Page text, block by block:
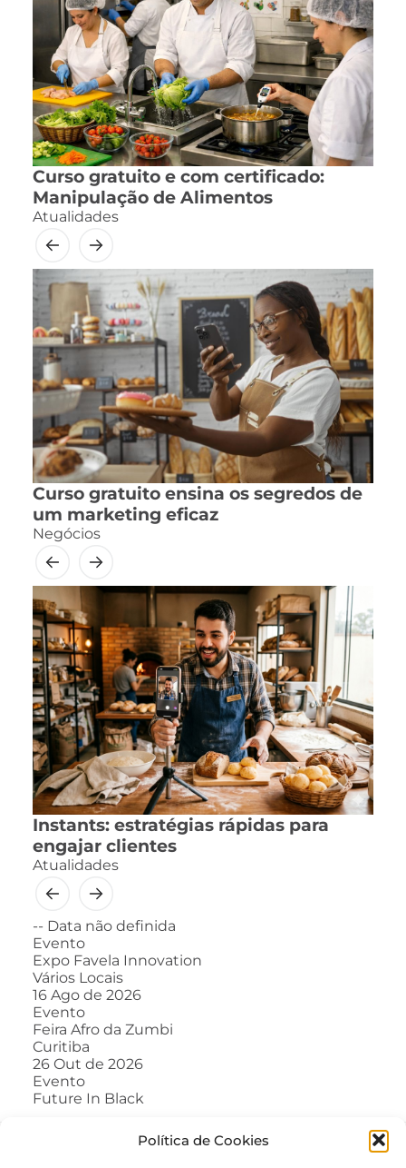
Política de Cookies
Curso gratuito e com certificado:
Manipulação de Alimentos
Atualidades
Curso gratuito ensina os segredos de
um marketing eficaz
Negócios
Instants: estratégias rápidas para
engajar clientes
Atualidades
-- Data não definida
Evento
Expo Favela Innovation
Vários Locais
16 Ago de 2026
Evento
Feira Afro da Zumbi
Curitiba
26 Out de 2026
Evento
Future In Black